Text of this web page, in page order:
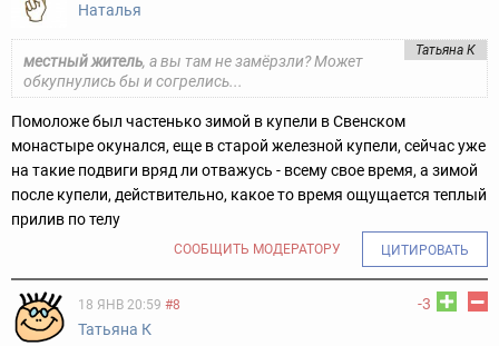
Наталья
Татьяна К
местный житель, а вы там не замёрзли? Может
обкупнулись бы и согрелись...
Помоложе был частенько зимой в купели в Свенском
монастыре окунался, еще в старой железной купели, сейчас уже
на такие подвиги вряд ли отважусь - всему свое время, а зимой
после купели, действительно, какое то время ощущается теплый
прилив по телу
СООБЩИТЬ МОДЕРАТОРУ ЦИТИРОВАТЬ
-3
18 ЯНВ 20:59 #8
Татьяна К